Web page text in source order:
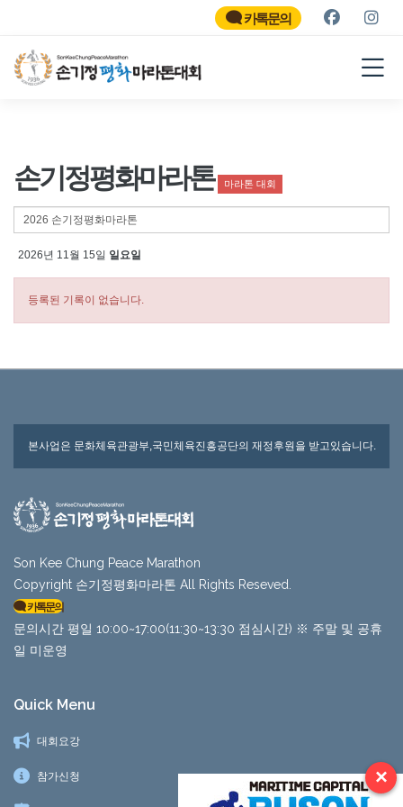
카톡문의
MARATHON
2026
손기정평화마라톤 마라톤 대회
2026년 11월 15일 일요일
등록된 기록이 없습니다.
본사업은 문화체육관광부,국민체육진흥공단의 재정후원을 받고있습니다.
Son Kee Chung Peace Marathon
Copyright 손기정평화마라톤 All Rights Reseved.
카톡문의
문의시간 평일 10:00~17:00(11:30~13:30 점심시간) ※ 주말 및 공휴
일 미운영
Quick Menu
대회요강
참가신청 ×